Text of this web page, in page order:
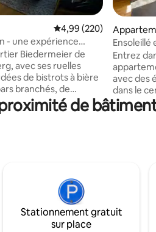
283 commentaires : 4,96 sur 5
Évaluation moyenne sur
4,99 (220)
- une expérience
Biedermeier de
avec ses ruelles
de bistrots à bière
branchés, de
et de lieux de
cet
est le point de
à toute la
Profitez de ce que
le meilleur
Ensoleillé
choix, lit
Entrez
avec des
dans le
de la
Espace
de
Stationnement gratuit
sur place